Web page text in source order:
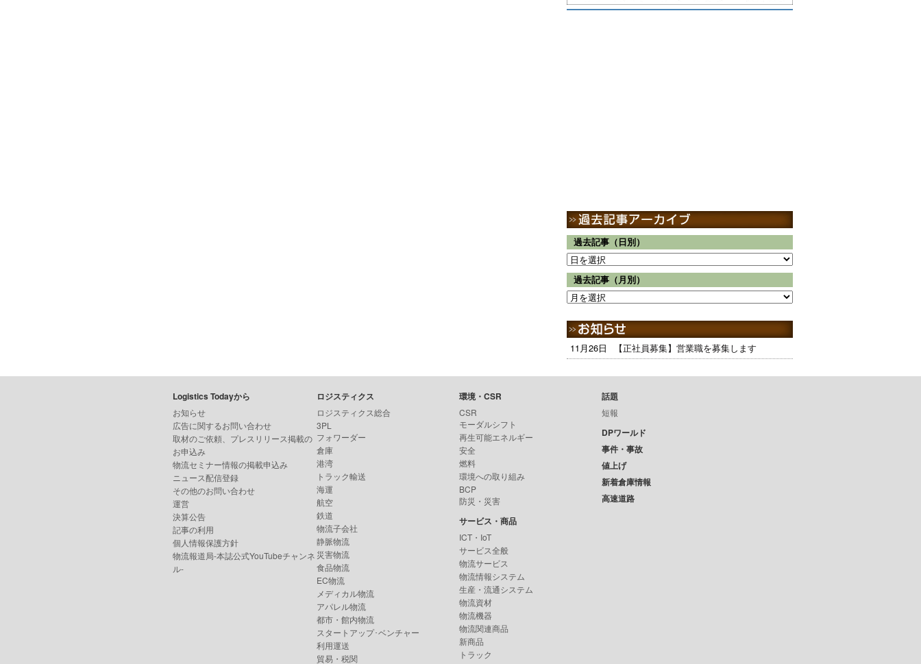
過去記事（日別）
過去記事（月別）
11月26日 【正社員募集】営業職を募集します
Logistics Todayから
お知らせ
広告に関するお問い合わせ
取材のご依頼、プレスリリース掲載の
お申込み
物流セミナー情報の掲載申込み
ニュース配信登録
その他のお問い合わせ
運営
決算公告
記事の利用
個人情報保護方針
物流報道局-本誌公式YouTubeチャンネ
ル-
ロジスティクス
ロジスティクス総合
3PL
フォワーダー
倉庫
港湾
トラック輸送
海運
航空
鉄道
物流子会社
静脈物流
災害物流
食品物流
EC物流
メディカル物流
アパレル物流
都市・館内物流
スタートアップ･ベンチャー
利用運送
貿易・税関
環境・CSR
CSR
モーダルシフト
再生可能エネルギー
安全
燃料
環境への取り組み
BCP
防災・災害
サービス・商品
ICT・IoT
サービス全般
物流サービス
物流情報システム
生産・流通システム
物流資材
物流機器
物流関連商品
新商品
トラック
話題
短報
DPワールド
事件・事故
値上げ
新着倉庫情報
高速道路